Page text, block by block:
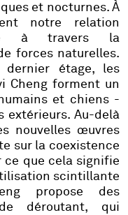
et nocturnes. À
notre relation
à travers la
forces naturelles.
dernier étage, les
Cheng forment un
et chiens -
extérieurs. Au-delà
nouvelles œuvres
sur la coexistence
ce que cela signifie
scintillante
propose des
déroutant, qui